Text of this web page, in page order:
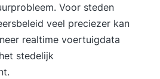
denken. Patronen
en bieden ons kaders
kunnen terugvallen als
Heel handig, maar het
het moment dat je ‘vast’ zit
Voor steden
veel preciezer kan
realtime voertuigdata
stedelijk